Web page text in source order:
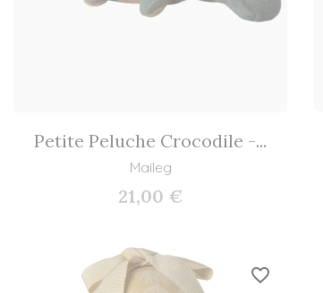
Petite Peluche Crocodile -...
Maileg
21,00 €
favorite_border